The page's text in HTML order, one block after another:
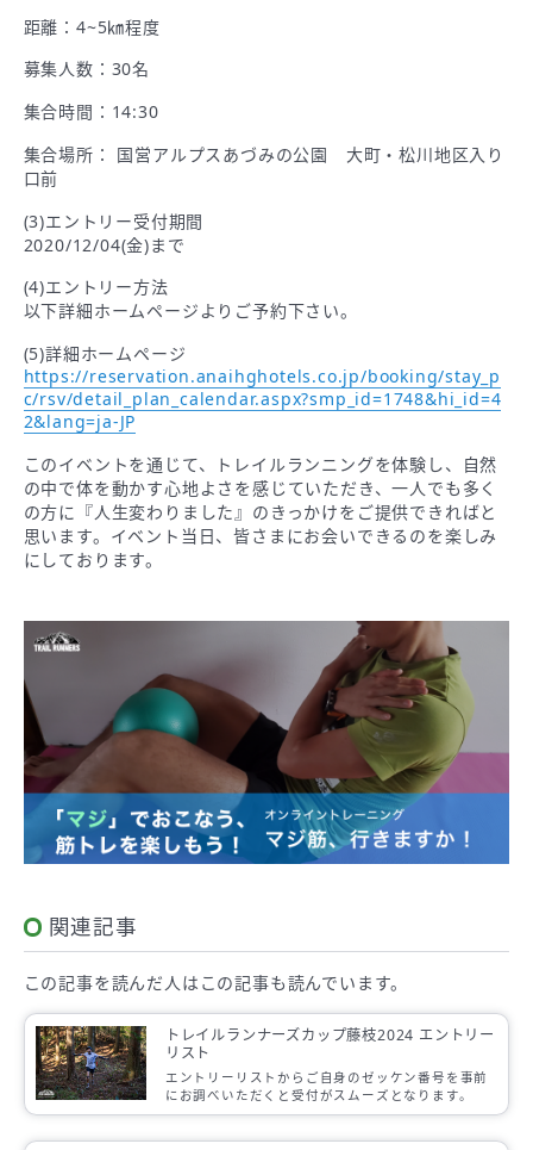
距離：4~5㎞程度
募集人数：30名
集合時間：14:30
集合場所： 国営アルプスあづみの公園 大町・松川地区入り
口前
(3)エントリー受付期間
2020/12/04(金)まで
(4)エントリー方法
以下詳細ホームページよりご予約下さい。
(5)詳細ホームページ
https://reservation.anaihghotels.co.jp/booking/stay_p
c/rsv/detail_plan_calendar.aspx?smp_id=1748&hi_id=4
2&lang=ja-JP
このイベントを通じて、トレイルランニングを体験し、自然
の中で体を動かす心地よさを感じていただき、一人でも多く
の方に『人生変わりました』のきっかけをご提供できればと
思います。イベント当日、皆さまにお会いできるのを楽しみ
にしております。
関連記事
この記事を読んだ人は この記事も読んでいます。
トレイルランナーズカップ藤枝2024 エントリー
リスト
エントリーリストからご自身のゼッケン番号を事前
にお調べいただくと受付がスムーズとなります。